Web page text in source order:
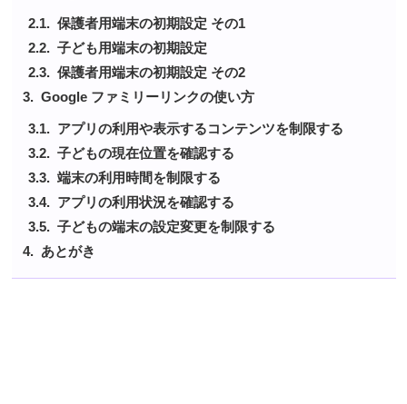
保護者用端末の初期設定 その1
子ども用端末の初期設定
保護者用端末の初期設定 その2
Google ファミリーリンクの使い方
アプリの利用や表示するコンテンツを制限する
子どもの現在位置を確認する
端末の利用時間を制限する
アプリの利用状況を確認する
子どもの端末の設定変更を制限する
あとがき